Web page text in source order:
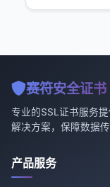
赛符安全证书
专业的SSL证书服务
解决方案，保障数据
产品服务